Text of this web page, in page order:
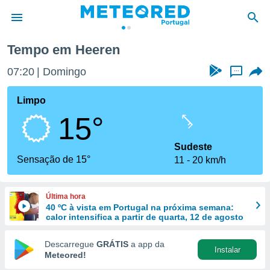
da
foi
fornecidas
a este
das
e
forma
digital
Tempo em Heeren
07:20 Domingo ...
Limpo
15°
Sensação de 15°
Sudeste
11
20 km/h
Última hora
40 ºC à vista em Portugal na próxima semana:
calor intensifica a partir de quarta, 12 de agosto
Descarregue GRÁTIS a app da
Meteored!
Instalar